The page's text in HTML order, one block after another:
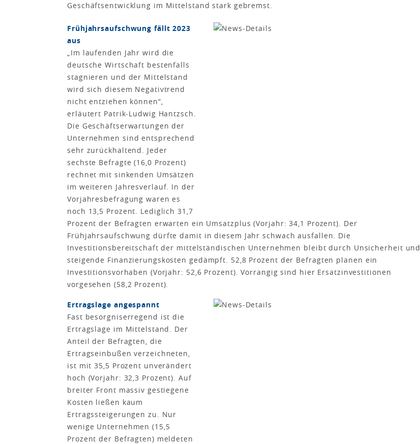
Geschäftsentwicklung im Mittelstand stark gebremst.
Frühjahrsaufschwung fällt 2023
aus
„Im laufenden Jahr wird die
deutsche Wirtschaft bestenfalls
stagnieren und der Mittelstand
wird sich diesem Negativtrend
nicht entziehen können“,
erläutert Patrik-Ludwig Hantzsch.
Die Geschäftserwartungen der
Unternehmen sind entsprechend
sehr zurückhaltend. Jeder
sechste Befragte (16,0 Prozent)
rechnet mit sinkenden Umsätzen
im weiteren Jahresverlauf. In der
Vorjahresbefragung waren es
noch 13,5 Prozent. Lediglich 31,7
Prozent der Befragten erwarten ein Umsatzplus (Vorjahr: 34,1 Prozent). Der
Frühjahrsaufschwung dürfte damit in diesem Jahr schwach ausfallen. Die
Investitionsbereitschaft der mittelständischen Unternehmen bleibt durch Unsicherheit und
steigende Finanzierungskosten gedämpft. 52,8 Prozent der Befragten planen ein
Investitionsvorhaben (Vorjahr: 52,6 Prozent). Vorrangig sind hier Ersatzinvestitionen
vorgesehen (58,2 Prozent).
Ertragslage angespannt
Fast besorgniserregend ist die
Ertragslage im Mittelstand. Der
Anteil der Befragten, die
Ertragseinbußen verzeichneten,
ist mit 35,5 Prozent unverändert
hoch (Vorjahr: 32,3 Prozent). Auf
breiter Front massiv gestiegene
Kosten ließen kaum
Ertragssteigerungen zu. Nur
wenige Unternehmen (15,5
Prozent der Befragten) meldeten